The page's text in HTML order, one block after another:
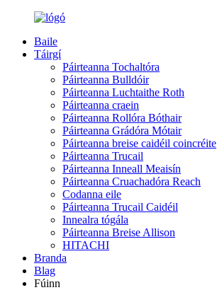
Baile
Táirgí
Páirteanna Tochaltóra
Páirteanna Bulldóir
Páirteanna Luchtaithe Roth
Páirteanna craein
Páirteanna Rollóra Bóthair
Páirteanna Grádóra Mótair
Páirteanna breise caidéil coincréite
Páirteanna Trucail
Páirteanna Inneall Meaisín
Páirteanna Cruachadóra Reach
Codanna eile
Páirteanna Trucail Caidéil
Innealra tógála
Páirteanna Breise Allison
HITACHI
Branda
Blag
Fúinn